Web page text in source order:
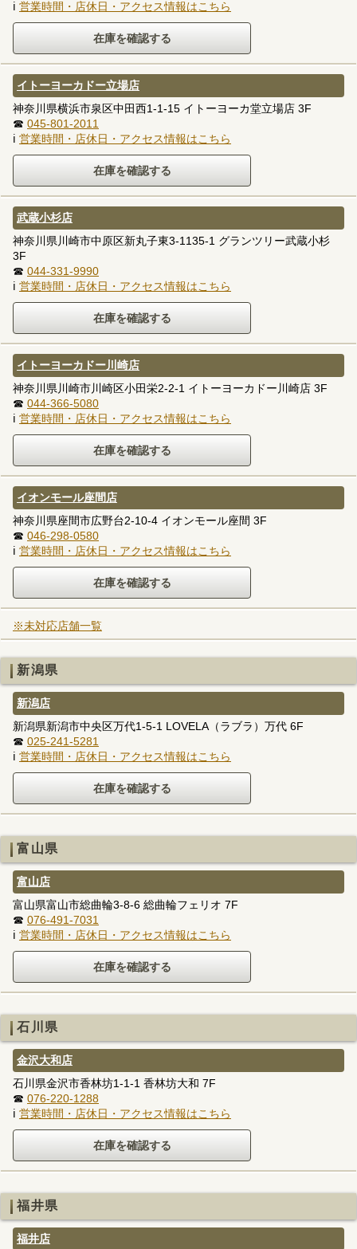
ℹ 営業時間・店休日・アクセス情報はこちら
イトーヨーカドー立場店
神奈川県横浜市泉区中田西1-1-15 イトーヨーカ堂立場店 3F
☎ 045-801-2011
ℹ 営業時間・店休日・アクセス情報はこちら
武蔵小杉店
神奈川県川崎市中原区新丸子東3-1135-1 グランツリー武蔵小杉
3F
☎ 044-331-9990
ℹ 営業時間・店休日・アクセス情報はこちら
イトーヨーカドー川崎店
神奈川県川崎市川崎区小田栄2-2-1 イトーヨーカドー川崎店 3F
☎ 044-366-5080
ℹ 営業時間・店休日・アクセス情報はこちら
イオンモール座間店
神奈川県座間市広野台2-10-4 イオンモール座間 3F
☎ 046-298-0580
ℹ 営業時間・店休日・アクセス情報はこちら
※未対応店舗一覧
新潟県
新潟店
新潟県新潟市中央区万代1-5-1 LOVELA（ラブラ）万代 6F
☎ 025-241-5281
ℹ 営業時間・店休日・アクセス情報はこちら
富山県
富山店
富山県富山市総曲輪3-8-6 総曲輪フェリオ 7F
☎ 076-491-7031
ℹ 営業時間・店休日・アクセス情報はこちら
石川県
金沢大和店
石川県金沢市香林坊1-1-1 香林坊大和 7F
☎ 076-220-1288
ℹ 営業時間・店休日・アクセス情報はこちら
福井県
福井店